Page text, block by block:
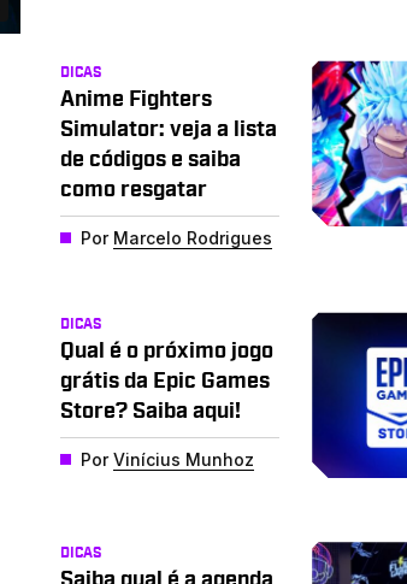
DICAS
Anime Fighters
Simulator: veja a lista
de códigos e saiba
como resgatar
Por Marcelo Rodrigues
DICAS
Qual é o próximo jogo
grátis da Epic Games
Store? Saiba aqui!
PorVinícius Munhoz
DICAS